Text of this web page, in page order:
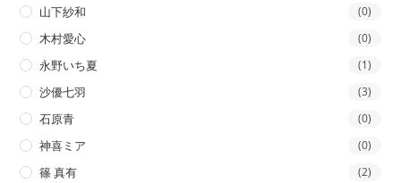
山下紗和 (0)
木村愛心 (0)
永野いち夏 (1)
沙優七羽 (3)
石原青 (0)
神喜ミア (0)
篠 真有 (2)